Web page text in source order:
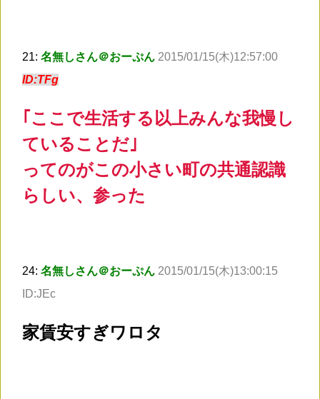
21: 名無しさん＠おーぷん 2015/01/15(木)12:57:00
ID:TFg
｢ここで生活する以上みんな我慢し
ていることだ｣
ってのがこの小さい町の共通認識
らしい、参った
24: 名無しさん＠おーぷん 2015/01/15(木)13:00:15
ID:JEc
家賃安すぎワロタ